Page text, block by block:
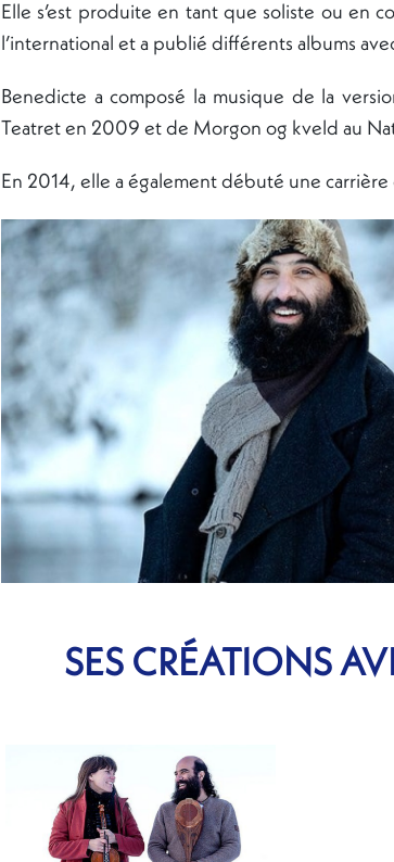
Elle s’est produite en tant que soliste ou en
l’international et a publié différents albums
Benedicte a composé la musique de la
Teatret en 2009 et de Morgon og kveld au
En 2014, elle a également débuté une carrière
SES CRÉATIONS